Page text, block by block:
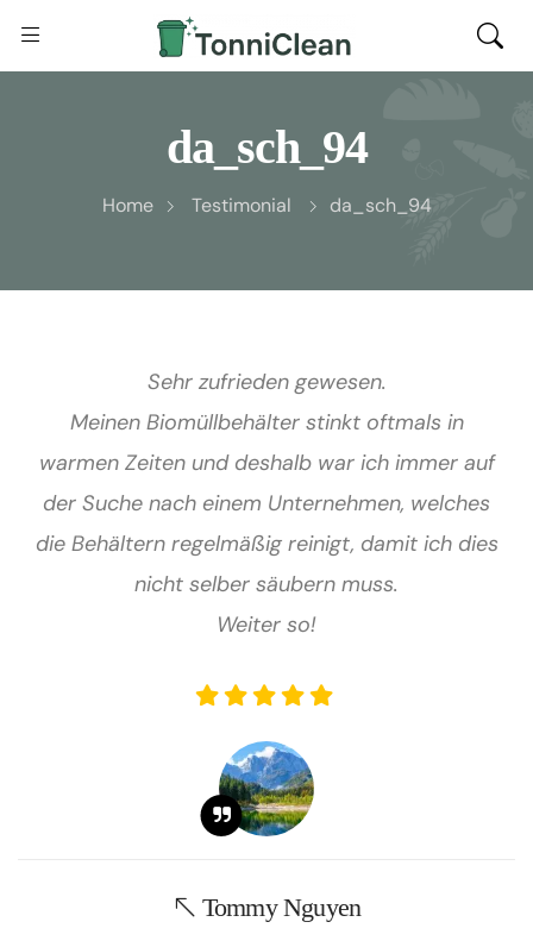
da_sch_94
Home Testimonial da_sch_94
Sehr zufrieden gewesen.
Meinen Biomüllbehälter stinkt oftmals in
warmen Zeiten und deshalb war ich immer auf
der Suche nach einem Unternehmen, welches
die Behältern regelmäßig reinigt, damit ich dies
nicht selber säubern muss.
Weiter so!
Tommy Nguyen